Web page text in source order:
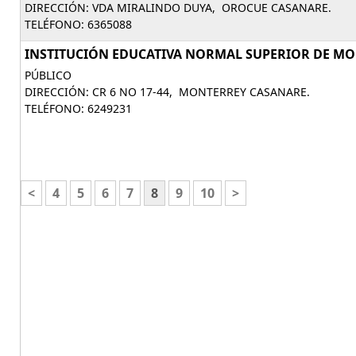
DIRECCIÓN: VDA MIRALINDO DUYA, OROCUE CASANARE.
TELÉFONO: 6365088
INSTITUCIÓN EDUCATIVA NORMAL SUPERIOR DE
PÚBLICO
DIRECCIÓN: CR 6 NO 17-44, MONTERREY CASANARE.
TELÉFONO: 6249231
< 4 5 6 7 8 9 10 >